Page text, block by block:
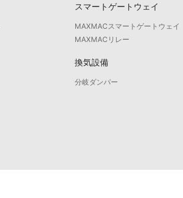
スマートゲートウェイ
MAXMACスマートゲートウェイ
MAXMACリレー
換気設備
分岐ダンパー